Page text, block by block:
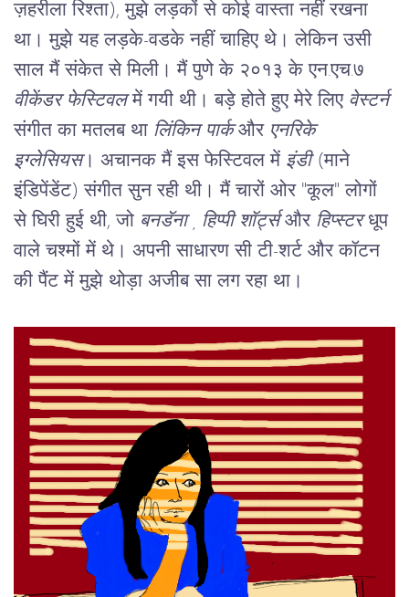
ज़हरीला रिश्ता), मुझे लड़कों से कोई वास्ता नहीं रखना
था। मुझे यह लड़के-वडके नहीं चाहिए थे। लेकिन उसी
साल मैं संकेत से मिली। मैं पुणे के २०१३ के एन.एच.७
वीकेंडर फेस्टिवल में गयी थी। बड़े होते हुए मेरे लिए वेस्टर्न
संगीत का मतलब था लिंकिन पार्क और एनरिके
इग्लेसियस। अचानक मैं इस फेस्टिवल में इंडी (माने
इंडिपेंडेंट) संगीत सुन रही थी। मैं चारों ओर "कूल" लोगों
से घिरी हुई थी, जो बनडॅना , हिप्पी शॉर्ट्स और हिप्स्टर धूप
वाले चश्मों में थे। अपनी साधारण सी टी-शर्ट और कॉटन
की पैंट में मुझे थोड़ा अजीब सा लग रहा था।